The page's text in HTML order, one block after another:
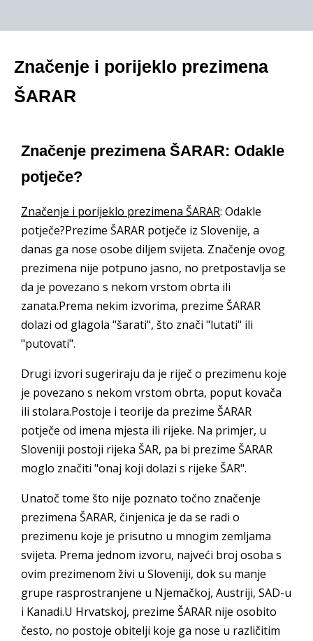
Značenje i porijeklo prezimena
ŠARAR
Značenje prezimena ŠARAR: Odakle
potječe?
Značenje i porijeklo prezimena ŠARAR: Odakle
potječe?Prezime ŠARAR potječe iz Slovenije, a
danas ga nose osobe diljem svijeta. Značenje ovog
prezimena nije potpuno jasno, no pretpostavlja se
da je povezano s nekom vrstom obrta ili
zanata.Prema nekim izvorima, prezime ŠARAR
dolazi od glagola "šarati", što znači "lutati" ili
"putovati".
Drugi izvori sugeriraju da je riječ o prezimenu koje
je povezano s nekom vrstom obrta, poput kovača
ili stolara.Postoje i teorije da prezime ŠARAR
potječe od imena mjesta ili rijeke. Na primjer, u
Sloveniji postoji rijeka ŠAR, pa bi prezime ŠARAR
moglo značiti "onaj koji dolazi s rijeke ŠAR".
Unatoč tome što nije poznato točno značenje
prezimena ŠARAR, činjenica je da se radi o
prezimenu koje je prisutno u mnogim zemljama
svijeta. Prema jednom izvoru, najveći broj osoba s
ovim prezimenom živi u Sloveniji, dok su manje
grupe rasprostranjene u Njemačkoj, Austriji, SAD-u
i Kanadi.U Hrvatskoj, prezime ŠARAR nije osobito
često, no postoje obitelji koje ga nose u različitim